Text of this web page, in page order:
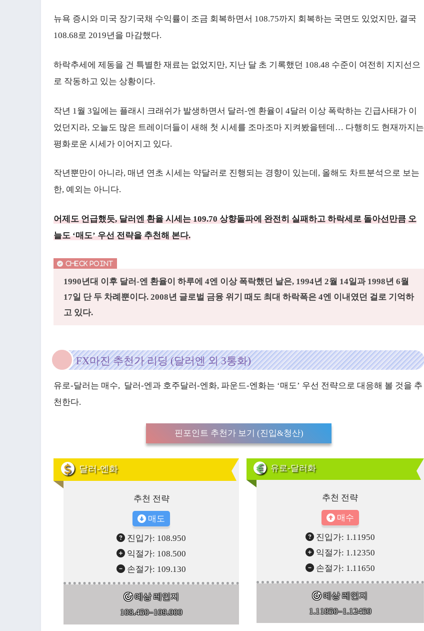
뉴욕 증시와 미국 장기국채 수익률이 조금 회복하면서 108.75까지 회복하는 국면도 있었지만, 결국
108.68로 2019년을 마감했다.
하락추세에 제동을 건 특별한 재료는 없었지만, 지난 달 초 기록했던 108.48 수준이 여전히 지지선으
로 작동하고 있는 상황이다.
작년 1월 3일에는 플래시 크래쉬가 발생하면서 달러-엔 환율이 4달러 이상 폭락하는 긴급사태가 이
었던지라, 오늘도 많은 트레이더들이 새해 첫 시세를 조마조마 지켜봤을텐데… 다행히도 현재까지는
평화로운 시세가 이어지고 있다.
작년뿐만이 아니라, 매년 연초 시세는 약달러로 진행되는 경향이 있는데, 올해도 차트분석으로 보는
한, 예외는 아니다.
어제도 언급했듯, 달러엔 환율 시세는 109.70 상향돌파에 완전히 실패하고 하락세로 돌아선만큼 오
늘도 ‘매도’ 우선 전략을 추천해 본다.
1990년대 이후 달러-엔 환율이 하루에 4엔 이상 폭락했던 날은, 1994년 2월 14일과 1998년 6월
17일 단 두 차례뿐이다. 2008년 글로벌 금융 위기 때도 최대 하락폭은 4엔 이내였던 걸로 기억하
고 있다.
FX마진 추천가 리딩 (달러엔 외 3통화)
유로-달러는 매수, 달러-엔과 호주달러-엔화, 파운드-엔화는 ‘매도’ 우선 전략으로 대응해 볼 것을 추
천한다.
핀포인트 추천가 보기 (진입&청산)
달러-엔화
추천 전략
매도
진입가: 108.950
익절가: 108.500
손절가: 109.130
예상 레인지
108.450–109.000
유로-달러화
추천 전략
매수
진입가: 1.11950
익절가: 1.12350
손절가: 1.11650
예상 레인지
1.11850–1.12450